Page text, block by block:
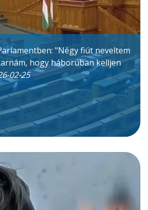
"Négy fiút neveltem
hogy háborúban kelljen
02-25